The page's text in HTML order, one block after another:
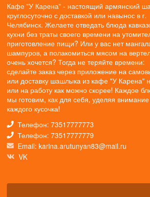
Кафе "У Карена" - настоящий армянский
круглосуточно с доставкой или навынос в г.
Челябинск. Желаете отведать блюда
кухни без траты своего времени на
приготовление пищи? Или у вас нет
шампуров, а полакомиться мясом на
очень хочется? Тогда не теряйте времени:
сделайте заказ через приложение на
или доставку шашлыка из кафе "У Карена"
или на работу как можно скорее! Каждое
мы готовим, как для себя, уделяя внимание
каждого кусочка!
Телефон: 73517777773
Телефон: 73517777779
Email: karina.arutunyan83@mail.ru
VK